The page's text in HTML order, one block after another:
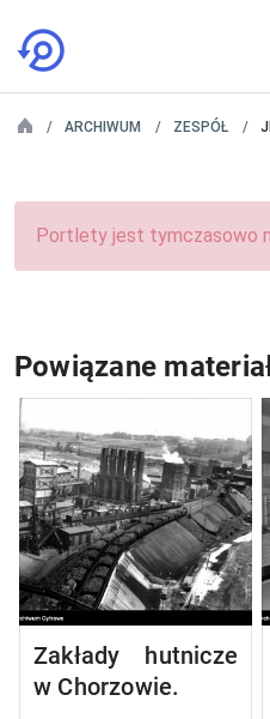
ARCHIWUM ZESPÓŁ
Portlety jest tymczasowo
Powiązane
Zakłady hutnicze
w Chorzowie.